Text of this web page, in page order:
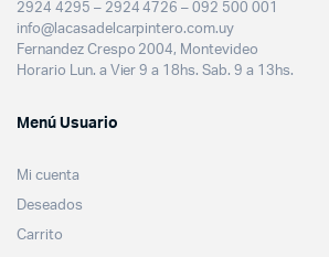
2924 4295 – 2924 4726 – 092 500 001
info@lacasadelcarpintero.com.uy
Fernandez Crespo 2004, Montevideo
Horario Lun. a Vier 9 a 18hs. Sab. 9 a 13hs.
Menú Usuario
Mi cuenta
Deseados
Carrito